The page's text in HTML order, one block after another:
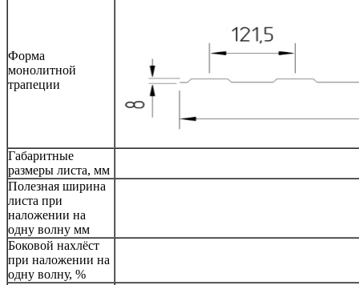
Форма
монолитной
трапеции
Габаритные
размеры листа, мм
Полезная ширина
листа при
наложении на
одну волну мм
Боковой нахлёст
при наложении на
одну волну, %